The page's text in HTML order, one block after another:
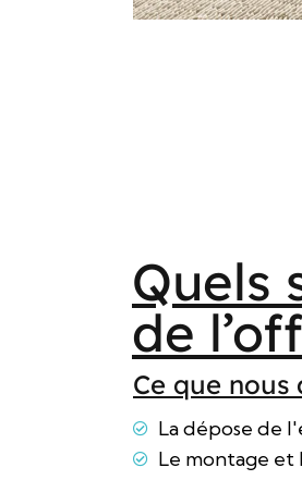
Quels
de
Ce que nous
La dépose de
Le montage et